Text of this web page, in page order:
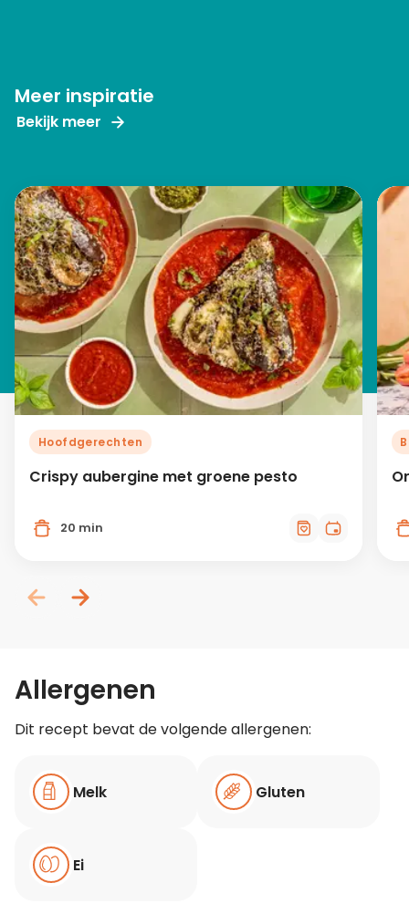
Meer inspiratie
Bekijk meer
Hoofdgerechten
Crispy aubergine met groene pesto
20 min
Allergenen
Dit recept bevat de volgende allergenen:
Melk Gluten
Ei